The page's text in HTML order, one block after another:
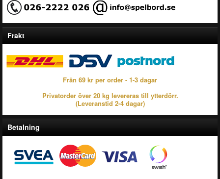
Frakt
Från 69 kr per order - 1-3 dagar
Privatorder över 20 kg levereras till ytterdörr.
(Leveranstid 2-4 dagar)
Betalning